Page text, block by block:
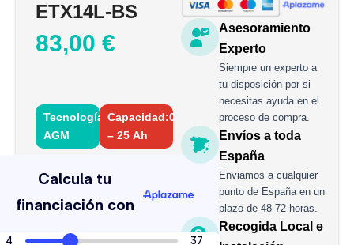
ETX14L-BS
83,00 €
Tecnología:
AGM
Capacidad:0
– 25 Ah
ETX14L-
BS
cantidad
Asesoramiento
Experto
Siempre un experto a
tu disposición por si
necesitas ayuda en el
proceso de compra.
Envíos a toda
España
Enviamos a cualquier
punto de España en un
plazo de 48-72 horas.
Recogida Local e